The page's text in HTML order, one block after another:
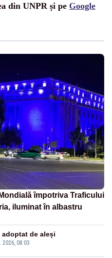
din UNPR și pe Google
împotriva Traficului
iluminat în albastru
2026, 08:03
de aleși